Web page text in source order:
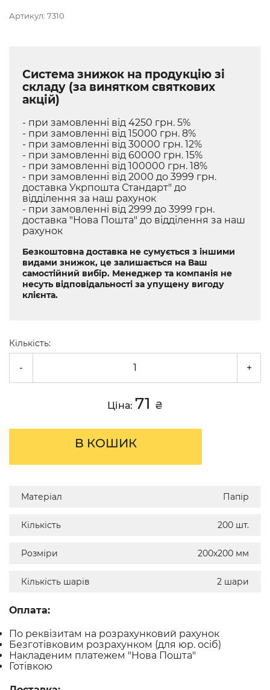
Артикул: 7310
Система знижок на продукцію зі
складу (за винятком святкових
акцій)
- при замовленні від 4250 грн. 5%
- при замовленні від 15000 грн. 8%
- при замовленні від 30000 грн. 12%
- при замовленні від 60000 грн. 15%
- при замовленні від 100000 грн. 18%
- при замовленні від 2000 до 3999 грн.
доставка Укрпошта Стандарт" до
відділення за наш рахунок
- при замовленні від 2999 до 3999 грн.
доставка "Нова Пошта" до відділення за наш
рахунок
Безкоштовна доставка не сумується з іншими
видами знижок, це залишається на Ваш
самостійний вибір. Менеджер та компанія не
несуть відповідальності за упущену вигоду
клієнта.
Кількість:
- +
Ціна: 71 ₴
В КОШИК
Матеріал Папір
Кількість 200 шт.
Розміри 200х200 мм
Кількість шарів 2 шари
Оплата:
По реквізитам на розрахунковий рахунок
Безготівковим розрахунком (для юр. осіб)
Накладеним платежем "Нова Пошта"
Готівкою